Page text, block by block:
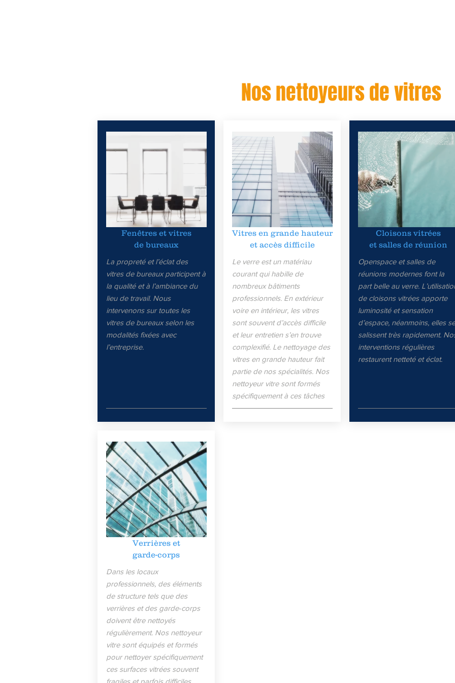
Nos nettoyeurs de vitres
Fenêtres et vitres
de bureaux
La propreté et l’éclat des
vitres de bureaux participent à
la qualité et à l’ambiance du
lieu de travail. Nous
intervenons sur toutes les
vitres de bureaux selon les
modalités fixées avec
l’entreprise.
Vitres en grande hauteur
et accès difficile
Le verre est un matériau
courant qui habille de
nombreux bâtiments
professionnels. En extérieur
voire en intérieur, les vitres
sont souvent d’accès difficile
et leur entretien s’en trouve
complexifié. Le nettoyage des
vitres en grande hauteur fait
partie de nos spécialités. Nos
nettoyeur vitre sont formés
spécifiquement à ces tâches
Cloisons vitrées
et salles de réunion
Openspace et salles de
réunions modernes font la
part belle au verre.
de cloisons vitrées apporte
luminosité et sensation
d’espace, néanmoins, elles se
salissent très rapidement.
interventions régulières
restaurent netteté et éclat.
Verrières et
garde-corps
Dans les locaux
professionnels, des éléments
de structure tels que des
verrières et des garde-corps
doivent être nettoyés
régulièrement. Nos nettoyeur
vitre sont équipés et formés
pour nettoyer spécifiquement
ces surfaces vitrées souvent
fragiles et parfois difficiles